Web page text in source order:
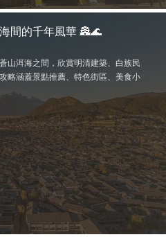
間的千年風華 🏯🌊
山洱海之間，欣賞明清建築、白族民
略涵蓋景點推薦、特色街區、美食小